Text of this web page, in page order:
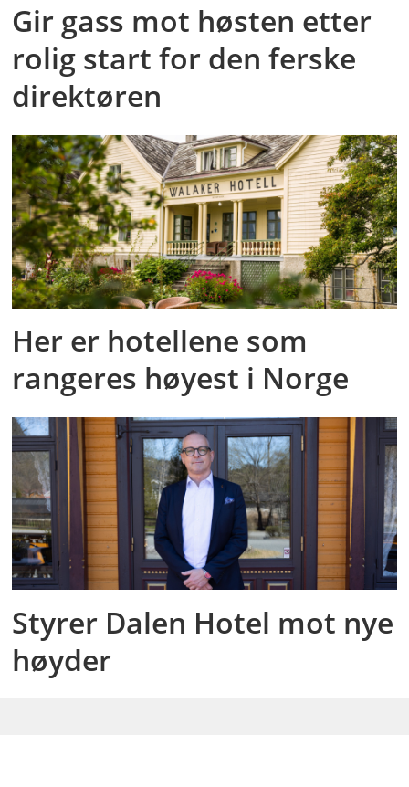
Gir gass mot høsten etter
rolig start for den ferske
direktøren
Her er hotellene som
rangeres høyest i Norge
Styrer Dalen Hotel mot nye
høyder